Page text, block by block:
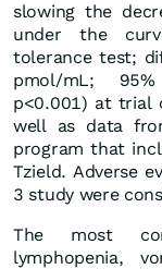
slowing the
under the
tolerance test;
pmol/mL;
p<0.001) at trial
well as data
program that
Tzield. Adverse
3 study were
The most
lymphopenia,